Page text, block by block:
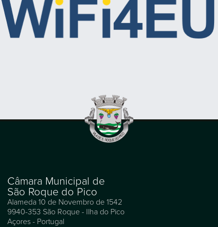
Câmara Municipal de
São Roque do Pico
Alameda 10 de Novembro de 1542
9940-353 São Roque - Ilha do Pico
Açores - Portugal